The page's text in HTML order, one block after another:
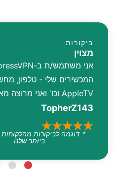
ביקורות
מצוין
המכשירים שלי - טלפון,
AppleTV וכו' ואני מרוצה מאוד
TopherZ143
* דוגמה לביקורות
ביותר שלנו